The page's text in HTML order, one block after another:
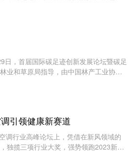
业和草原局指导，由中国林产工业协会
引领健康新赛道
调行业高峰论坛上，凭借在新风领域的
独揽三项行业大奖，强势领跑2023新冷